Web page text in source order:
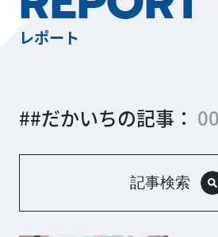
レポート
##だかいちの記事：
記事検索